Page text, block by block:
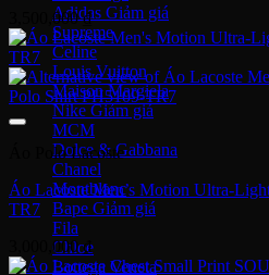
Adidas
Supreme
Celine
Louis Vuitton
Maison Margiela
Nike
MCM
Dolce & Gabbana
Chanel
Montblanc
Bape
Fila
Chloe
Bottega Veneta
3,500,000₫
Áo Polo Lacoste
Áo Lacoste Men’s Motion Ultra-
TR7
3,000,000₫